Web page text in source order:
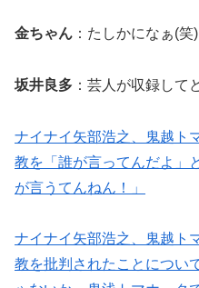
金ちゃん ：たしかになぁ(笑)
坂井良多 ：芸人が収録して
ナイナイ矢部浩之、鬼越ト
教を「誰が言ってんだよ」
が言うてんねん！」
ナイナイ矢部浩之、鬼越ト
教を批判されたことについ